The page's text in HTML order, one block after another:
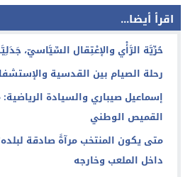
اقرأ أيضا...
حُرِّيَّة الرَّأْي والإعْتِقال السِّيَّاسيّ،
رحلة الصيام بين القدسية
إسماعيل صيباري والسيادة
القميص الوطني
متى يكون المنتخب مرآةً صادقة
داخل الملعب وخارجه